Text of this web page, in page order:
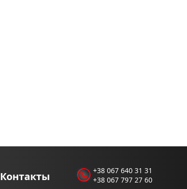
Контакты
+38 067 640 31 31
+38 067 797 27 60